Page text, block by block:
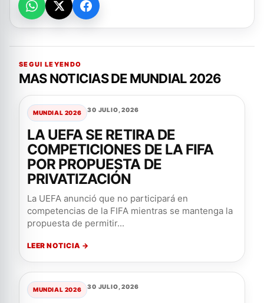
SEGUI LEYENDO
MAS NOTICIAS DE MUNDIAL 2026
MUNDIAL 2026 30 JULIO, 2026
LA UEFA SE RETIRA DE
COMPETICIONES DE LA FIFA
POR PROPUESTA DE
PRIVATIZACIÓN
La UEFA anunció que no participará en
competencias de la FIFA mientras se mantenga la
propuesta de permitir...
LEER NOTICIA →
MUNDIAL 2026 30 JULIO, 2026